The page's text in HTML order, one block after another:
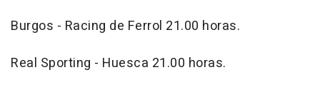
Burgos - Racing de Ferrol 21.00 horas.
Real Sporting - Huesca 21.00 horas.